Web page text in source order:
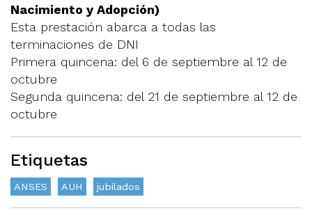
Nacimiento y Adopción)
Esta prestación abarca a todas las
terminaciones de DNI
Primera quincena: del 6 de septiembre al 12 de
octubre
Segunda quincena: del 21 de septiembre al 12 de
octubre
Etiquetas
ANSES AUH jubilados